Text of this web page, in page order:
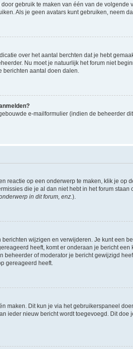
gebruik te maken van één van de
Als je geen avatars kunt gebruiken, neem
over het aantal berchten dat je hebt
Nu moet je natuurlijk het forum niet
aantal doen dalen.
e-mailformulier (indien de beheerder
reactie op een onderwerp te maken, klik je
die je al dan niet hebt in het forum
in dit forum, enz.).
wijzigen en verwijderen. Je kunt een
heeft, komt er onderaan je bericht
of moderator je bericht gewijzigd
gereageerd heeft.
maken. Dit kun je via het gebruikerspaneel
ieder nieuw bericht wordt toegevoegd. Dit